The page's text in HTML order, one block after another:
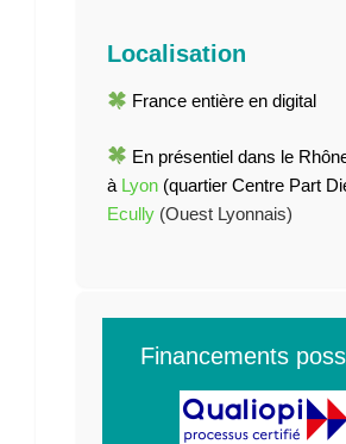
Localisation
France entière en digital
En présentiel dans le
à Lyon (quartier Centre Part
Ecully (Ouest Lyonnais)
Financements